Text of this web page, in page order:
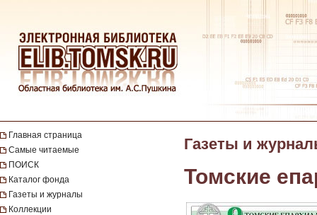
Главная страница
Самые читаемые
ПОИСК
Каталог фонда
Газеты и журналы
Коллекции
Газеты и
Томские